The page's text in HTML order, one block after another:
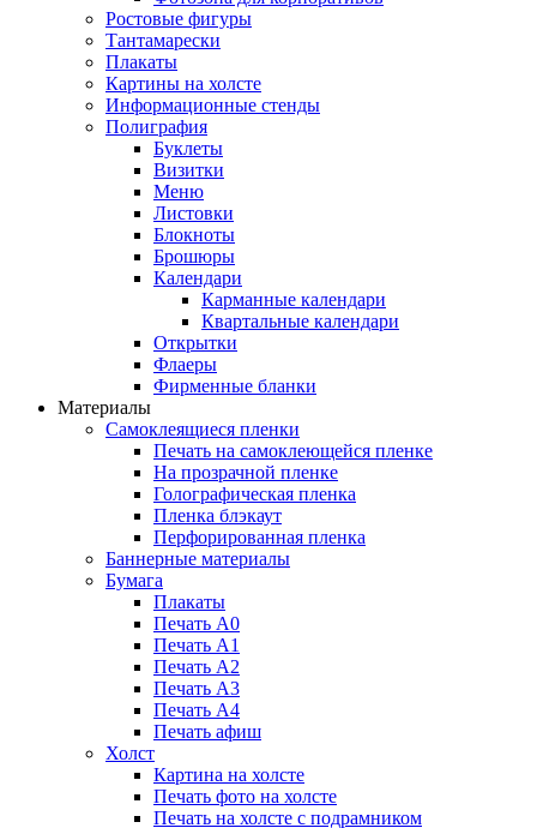
Ростовые фигуры
Тантамарески
Плакаты
Картины на холсте
Информационные стенды
Полиграфия
Буклеты
Визитки
Меню
Листовки
Блокноты
Брошюры
Календари
Карманные календари
Квартальные календари
Открытки
Флаеры
Фирменные бланки
Материалы
Самоклеящиеся пленки
Печать на самоклеющейся пленке
На прозрачной пленке
Голографическая пленка
Пленка блэкаут
Перфорированная пленка
Баннерные материалы
Бумага
Плакаты
Печать А0
Печать А1
Печать А2
Печать А3
Печать А4
Печать афиш
Холст
Картина на холсте
Печать фото на холсте
Печать на холсте с подрамником